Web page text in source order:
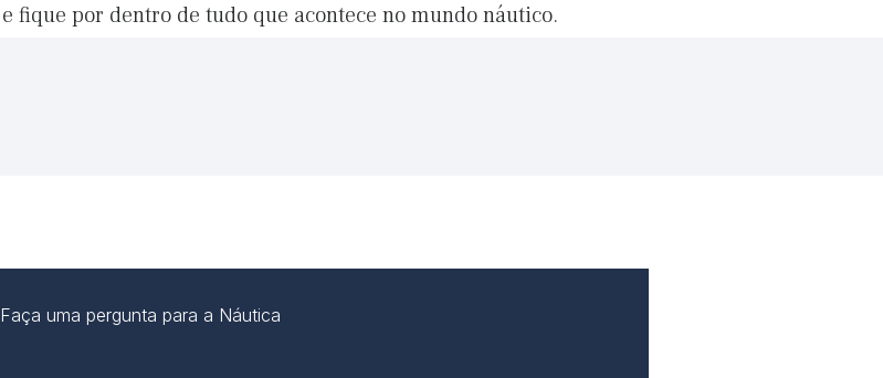
e fique por dentro de tudo que acontece no mundo náutico.
Faça uma pergunta para a Náutica